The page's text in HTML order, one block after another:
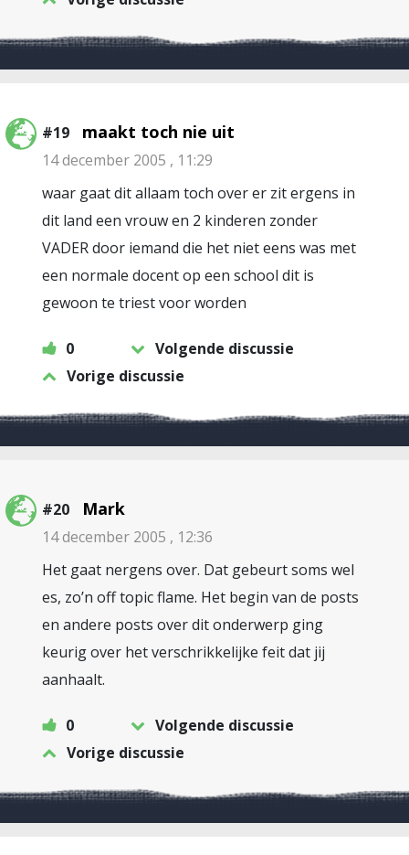
#19 maakt toch nie uit
14 december 2005 , 11:29
waar gaat dit allaam toch over er zit ergens in
dit land een vrouw en 2 kinderen zonder
VADER door iemand die het niet eens was met
een normale docent op een school dit is
gewoon te triest voor worden
0
Volgende discussie
Vorige discussie
#20 Mark
14 december 2005 , 12:36
Het gaat nergens over. Dat gebeurt soms wel
es, zo’n off topic flame. Het begin van de posts
en andere posts over dit onderwerp ging
keurig over het verschrikkelijke feit dat jij
aanhaalt.
0
Volgende discussie
Vorige discussie